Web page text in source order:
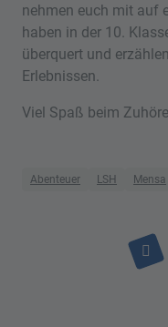
nehmen euch mit auf
haben in der 10.
überquert und
Erlebnissen.
Viel Spaß beim
Abenteuer LSH Mensa